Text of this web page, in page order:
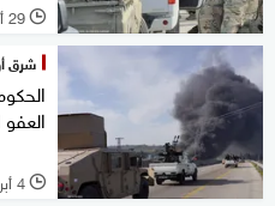
l 29 أبريل 2025
شرق
العفو
l 4 أبريل 2025